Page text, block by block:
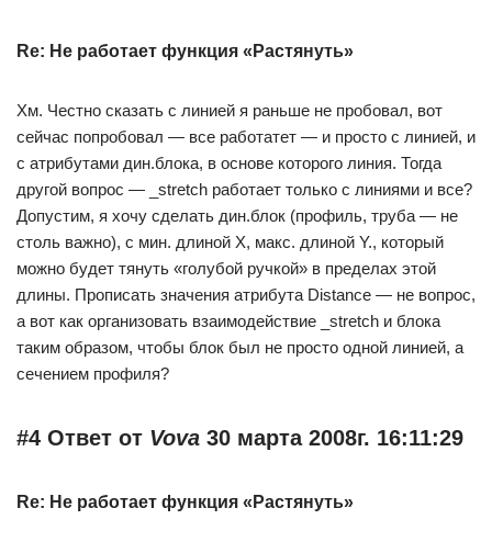
Re: Не работает функция «Растянуть»
Хм. Честно сказать с линией я раньше не пробовал, вот
сейчас попробовал — все работатет — и просто с линией, и
с атрибутами дин.блока, в основе которого линия. Тогда
другой вопрос — _stretch работает только с линиями и все?
Допустим, я хочу сделать дин.блок (профиль, труба — не
столь важно), с мин. длиной X, макс. длиной Y., который
можно будет тянуть «голубой ручкой» в пределах этой
длины. Прописать значения атрибута Distance — не вопрос,
а вот как организовать взаимодействие _stretch и блока
таким образом, чтобы блок был не просто одной линией, а
сечением профиля?
#4 Ответ от Vova 30 марта 2008г. 16:11:29
Re: Не работает функция «Растянуть»